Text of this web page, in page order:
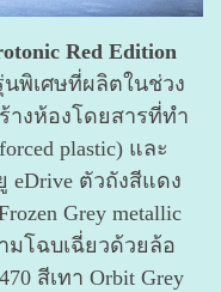
Red Edition
นพิเศษที่ผลิตในช่วง
างห้องโดยสารที่ทำ
plastic) และ
eDrive ตัวถังสีแดง
Grey metallic
มโฉบเฉี่ยวด้วยล้อ
สีเทา Orbit Grey